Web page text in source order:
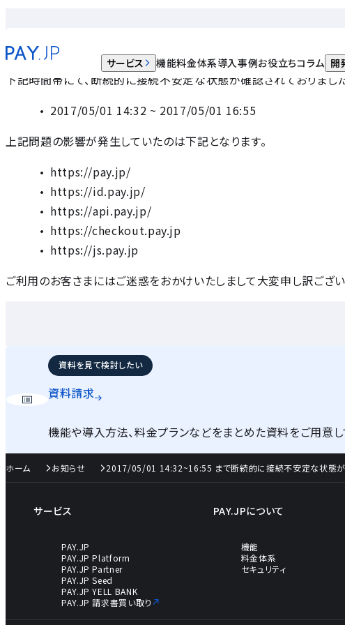
サービス 機能料金体系導入事例お役立ちコラム 開
2017.05.01
下記時間帯にて、断続的に接続不安定な状態が確認されておりました
2017/05/01 14:32 ~ 2017/05/01 16:55
上記問題の影響が発生していたのは下記となります。
https://pay.jp/
https://id.pay.jp/
https://api.pay.jp/
https://checkout.pay.jp
https://js.pay.jp
ご利用のお客さまにはご迷惑をおかけいたしまして大変申し訳ござい
資料を見て検討したい
資料請求
機能や導入方法、料金プランなどをまとめた資料をご用意し
ホーム お知らせ 2017/05/01 14:32~16:55 まで断続的に接続不安定な状態が
サービス
PAY.JP
PAY.JP Platform
PAY.JP Partner
PAY.JP Seed
PAY.JP YELL BANK
PAY.JP 請求書買い取り
PAY.JPについて
機能
料金体系
セキュリティ